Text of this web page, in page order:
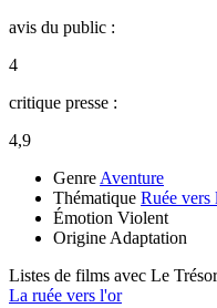
avis du public :
4
critique presse :
4,9
Genre Aventure
Thématique Ruée vers
Émotion Violent
Origine Adaptation
Listes de films avec Le
La ruée vers l'or